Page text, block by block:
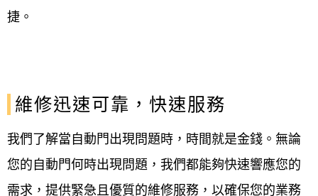
捷。
維修迅速可靠，快速服務
我們了解當自動門出現問題時，時間就是金錢。無論
您的自動門何時出現問題，我們都能夠快速響應您的
需求，提供緊急且優質的維修服務，以確保您的業務